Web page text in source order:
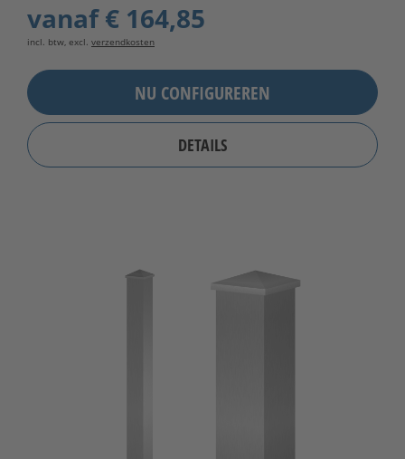
vanaf€ 164,85
incl. btw, excl. verzendkosten
NU CONFIGUREREN
DETAILS